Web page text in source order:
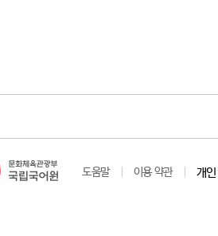
도움말 이용 약관 개